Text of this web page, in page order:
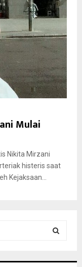
Mulai
Nikita Mirzani
histeris saat
Kejaksaan...